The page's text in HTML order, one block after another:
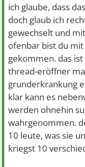
ich glaube, dass
doch glaub ich
gewechselt und
ofenbar bist du
gekommen. das
thread-eröffner
grunderkrankung
klar kann es
werden ohnehin
wahrgenommen.
10 leute, was sie
kriegst 10